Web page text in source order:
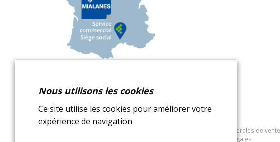
Conditions générales de vente
Informations légales
Nous utilisons les cookies
Ce site utilise les cookies pour améliorer votre
expérience de navigation